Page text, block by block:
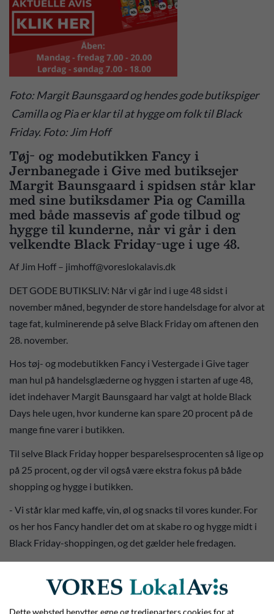
Foto: Margit Baunsgaard og hendes gode butikspiger
Camilla og Pia er klar til at hygge om folk til Black
Friday. Foto: Jim Hoff
Tøj- og modebutikken Fancy i
Jernbanegade i Give med butiksejer
Margit Baunsgaard i spidsen står klar
med sine butiksdamer Pia og Camilla
med både massevis af gode tilbud og
hygge til kunderne, når vi går i den
velkendte Black Friday-uge i uge 48.
Af Jim Hoff – jimhoff@voreslokalavis.dk
DET GODE BUTIKSLIV: Når vi går ind i uge 48 sidst i
november måned, begynder de store handelsdage for alvor at
tage fat, kulminerende på selve Black Friday om aftenen den
28. november.
Hos tøj- og modebutikken Fancy i Vestergade i Give tager
man hul på handelsglæderne og hyggen i starten af uge 48,
idet indehaver Margit Baunsgaard har valgt at holde Black
Days hele ugen, hvor kunderne kan spare 20 procent på de
mange fine varer i butikken.
Til selve Black Friday hopper besparelsesprocenten så lige op
på 25 procent, og der vil også være ekstra fokus på både
shopping og hygge i butikken.
- Vi står klar med kaffe, vin, øl og snacks til vores kunder. For
os her hos Fancy handler det om at skabe ro og hygge midt i
Black Friday-shoppingen, og det gælder hele fredagen.
Days-ugen kommer til at køre med såkaldte ’hemmelige
Dette websted benytter egne og tredjeparters cookies for at